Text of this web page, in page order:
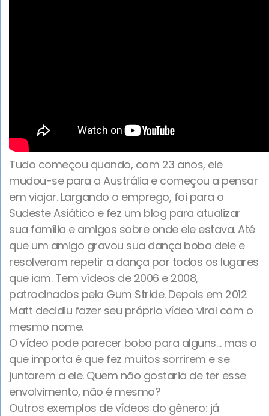
Tudo começou quando, com 23 anos, ele
mudou-se para a Austrália e começou a pensar
em viajar. Largando o emprego, foi para o
Sudeste Asiático e fez um blog para atualizar
sua família e amigos sobre onde ele estava. Até
que um amigo gravou sua dança boba dele e
resolveram repetir a dança por todos os lugares
que iam. Tem vídeos de 2006 e 2008,
patrocinados pela Gum Stride. Depois em 2012
Matt decidiu fazer seu próprio vídeo viral com o
mesmo nome.
O vídeo pode parecer bobo para alguns… mas o
que importa é que fez muitos sorrirem e se
juntarem a ele. Quem não gostaria de ter esse
envolvimento, não é mesmo?
Outros exemplos de vídeos do gênero: já